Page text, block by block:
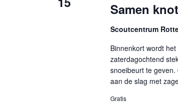
Samen
Scoutcentrum
Binnenkort wordt
zaterdagochtend
snoeibeurt te
aan de slag met
Gratis